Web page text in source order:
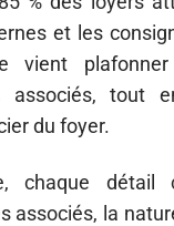
et les
vient
associés, tout
du foyer.
chaque
associés, la